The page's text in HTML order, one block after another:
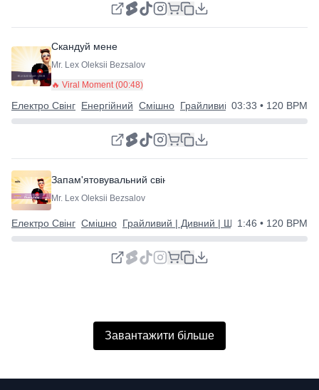
Скандуй мене
Mr. Lex Oleksii Bezsalov
🔥 Viral Moment (00:48)
Електро Свінг Енергійний Смішно Грайливий | Дивний |
03:33 • 120 BPM
Запам'ятовувальний свінг | Енергійне задоволення
Mr. Lex Oleksii Bezsalov
Електро Свінг Смішно Грайливий | Дивний | Щасливий
1:46 • 120 BPM
Завантажити більше